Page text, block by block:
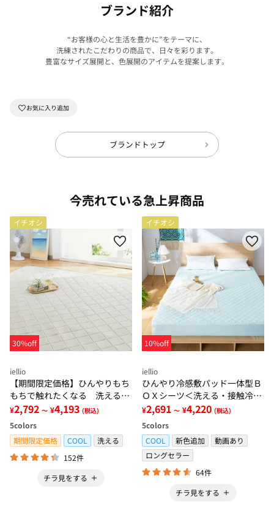
ブランド紹介
“お客様の心と生活を豊かに”をテーマに、
洗練されたこだわりの商品で、日々を彩ります。
豊富なサイズ展開と、色展開のアイテムを提案します。
ブランドトップ
今売れている急上昇商品
イチオシ
30%off
iellio
【期間限定価格】ひんやりもち
もちで触れたくなる 洗えるラ
グ＜低反発・滑りにくい・接触
冷感・防ダニ・カーペット＞
¥2,792 ～ ¥4,193 (税込)
5colors
期間限定価格
COOL
洗える
152件
チラ見をする
イチオシ
10%off
iellio
ひんやり冷感敷パッド一体型Ｂ
ＯＸシーツ＜洗える・接触冷
感・抗菌防臭・時短・家事楽・
ボックスシーツ・寝苦しさ対策
＞
¥2,691 ～ ¥4,220 (税込)
5colors
COOL
新色追加
動画あり
ロングセラー
64件
チラ見をする